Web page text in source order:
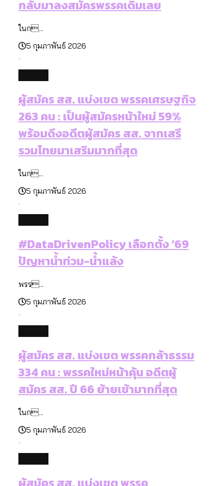
กลับมาลงสมัครพรรคเดิมเลย
ในก...
5 กุมภาพันธ์ 2026
ผู้สมัคร สส. แบ่งเขต พรรคเศรษฐกิจ
263 คน : เป็นผู้สมัครหน้าใหม่ 59%
พร้อมดึงอดีตผู้สมัคร สส. จากเสรี
รวมไทยมาเสริมมากที่สุด
ในก...
5 กุมภาพันธ์ 2026
#DataDrivenPolicy เลือกตั้ง ’69
ปัญหาน้ำท่วม-น้ำแล้ง
พรร...
5 กุมภาพันธ์ 2026
ผู้สมัคร สส. แบ่งเขต พรรคกล้าธรรม
334 คน : พรรคใหม่หน้าคุ้น อดีตผู้
สมัคร สส. ปี 66 ย้ายเข้ามากที่สุด
ในก...
5 กุมภาพันธ์ 2026